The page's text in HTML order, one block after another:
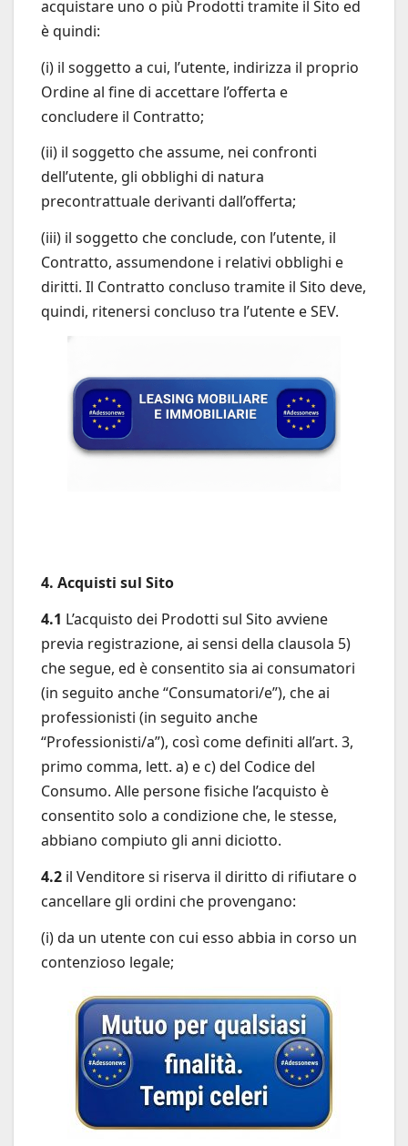
acquistare uno o più Prodotti tramite il Sito ed
è quindi:
(i) il soggetto a cui, l’utente, indirizza il proprio
Ordine al fine di accettare l’offerta e
concludere il Contratto;
(ii) il soggetto che assume, nei confronti
dell’utente, gli obblighi di natura
precontrattuale derivanti dall’offerta;
(iii) il soggetto che conclude, con l’utente, il
Contratto, assumendone i relativi obblighi e
diritti. Il Contratto concluso tramite il Sito deve,
quindi, ritenersi concluso tra l’utente e SEV.
4. Acquisti sul Sito
4.1 L’acquisto dei Prodotti sul Sito avviene
previa registrazione, ai sensi della clausola 5)
che segue, ed è consentito sia ai consumatori
(in seguito anche “Consumatori/e”), che ai
professionisti (in seguito anche
“Professionisti/a”), così come definiti all’art. 3,
primo comma, lett. a) e c) del Codice del
Consumo. Alle persone fisiche l’acquisto è
consentito solo a condizione che, le stesse,
abbiano compiuto gli anni diciotto.
4.2 il Venditore si riserva il diritto di rifiutare o
cancellare gli ordini che provengano:
(i) da un utente con cui esso abbia in corso un
contenzioso legale;